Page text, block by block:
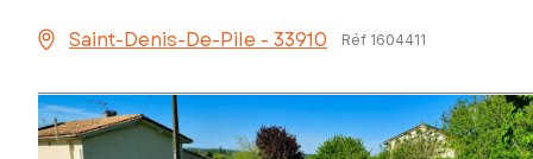
Saint-Denis-De-Pile - 33910 Réf 1604411